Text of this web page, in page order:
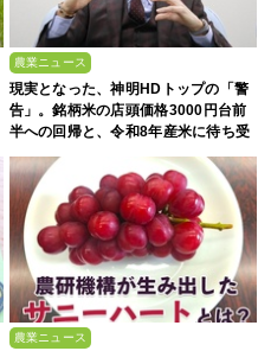
農業ニュース
現実となった、神明HDトップの「警
告」。銘柄米の店頭価格3000円台前
半への回帰と、令和8年産米に待ち受
ける“大暴落”の可能性
農業ニュース